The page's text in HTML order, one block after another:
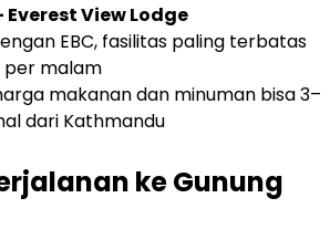
Everest View Lodge
EBC, fasilitas paling terbatas
per malam
makanan dan minuman bisa 3–
dari Kathmandu
ke Gunung